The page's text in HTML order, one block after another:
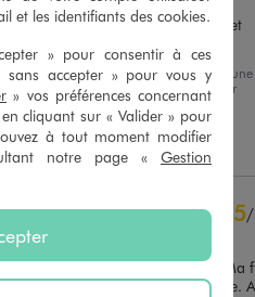
12
3
0
0
en salle, pour ma fille.
Elle les trouve confortable et
Avis du 29/07/2026 , suite à une
expérience du
16/07/2026
par
Coralie M.
Utile(0) Signaler
5/
Bon rapport qualité prix. Ma
dit qu’elles sont confortable.
et les identifiants des cookies.
» pour consentir à ces
sans accepter » pour vous y
» vos préférences concernant
cliquant sur « Valider » pour
à tout moment modifier
notre page « Gestion